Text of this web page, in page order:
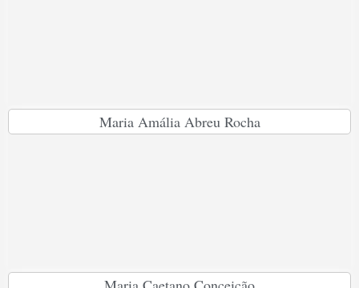
Maria Amália Abreu Rocha